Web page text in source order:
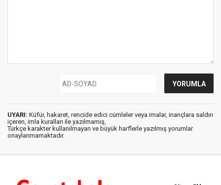
UYARI: Küfür, hakaret, rencide edici cümleler veya imalar, inançlara saldırı
içeren, imla kuralları ile yazılmamış,
Türkçe karakter kullanılmayan ve büyük harflerle yazılmış yorumlar
onaylanmamaktadır.